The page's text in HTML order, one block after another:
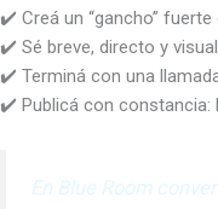
✔️ Creá un “gancho”
✔️ Sé breve, directo y
✔️ Terminá con una
✔️ Publicá con constancia:
En Blue Room